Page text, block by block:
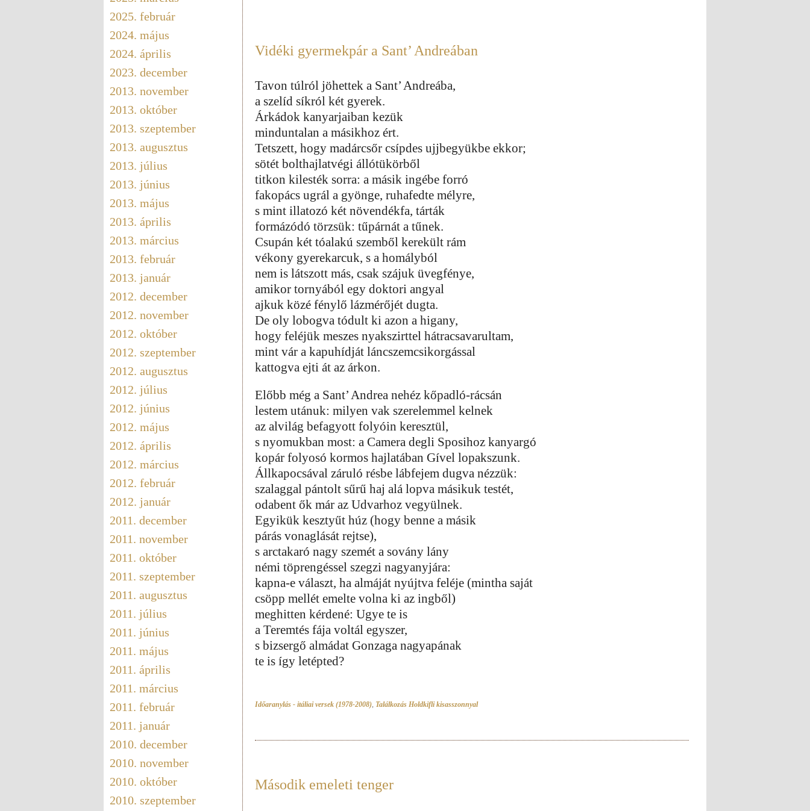
Vidéki gyermekpár a Sant’ Andreában
Tavon túlról jöhettek a Sant’ Andreába,
a szelíd síkról két gyerek.
Árkádok kanyarjaiban kezük
minduntalan a másikhoz ért.
Tetszett, hogy madárcsőr csípdes ujjbegyükbe ekkor;
sötét bolthajlatvégi állótükörből
titkon kilesték sorra: a másik ingébe forró
fakopács ugrál a gyönge, ruhafedte mélyre,
s mint illatozó két növendékfa, tárták
formázódó törzsük: tűpárnát a tűnek.
Csupán két tóalakú szemből kerekült rám
vékony gyerekarcuk, s a homályból
nem is látszott más, csak szájuk üvegfénye,
amikor tornyából egy doktori angyal
ajkuk közé fénylő lázmérőjét dugta.
De oly lobogva tódult ki azon a higany,
hogy feléjük meszes nyakszirttel hátracsavarultam,
mint vár a kapuhídját láncszemcsikorgással
kattogva ejti át az árkon.
Előbb még a Sant’ Andrea nehéz kőpadló-rácsán
lestem utánuk: milyen vak szerelemmel kelnek
az alvilág befagyott folyóin keresztül,
s nyomukban most: a Camera degli Sposihoz kanyargó
kopár folyosó kormos hajlatában Gível lopakszunk.
Állkapocsával záruló résbe lábfejem dugva nézzük:
szalaggal pántolt sűrű haj alá lopva másikuk testét,
odabent ők már az Udvarhoz vegyülnek.
Egyikük kesztyűt húz (hogy benne a másik
párás vonaglását rejtse),
s arctakaró nagy szemét a sovány lány
némi töprengéssel szegzi nagyanyjára:
kapna-e választ, ha almáját nyújtva feléje (mintha saját
csöpp mellét emelte volna ki az ingből)
meghitten kérdené: Ugye te is
a Teremtés fája voltál egyszer,
s bizsergő almádat Gonzaga nagyapának
te is így letépted?
Időaranylás - itáliai versek (1978-2008), Találkozás Holdkifli kisasszonnyal
Második emeleti tenger
2025. február
2024. május
2024. április
2023. december
2013. november
2013. október
2013. szeptember
2013. augusztus
2013. július
2013. június
2013. május
2013. április
2013. március
2013. február
2013. január
2012. december
2012. november
2012. október
2012. szeptember
2012. augusztus
2012. július
2012. június
2012. május
2012. április
2012. március
2012. február
2012. január
2011. december
2011. november
2011. október
2011. szeptember
2011. augusztus
2011. július
2011. június
2011. május
2011. április
2011. március
2011. február
2011. január
2010. december
2010. november
2010. október
2010. szeptember